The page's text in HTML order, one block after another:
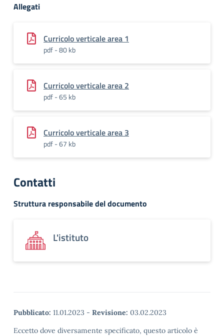
Allegati
Curricolo verticale area 1
pdf - 80 kb
Curricolo verticale area 2
pdf - 65 kb
Curricolo verticale area 3
pdf - 67 kb
Contatti
Struttura responsabile del documento
L'istituto
Pubblicato: 11.01.2023 - Revisione: 03.02.2023
Eccetto dove diversamente specificato, questo articolo è